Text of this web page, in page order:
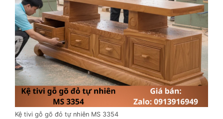
Kệ tivi gỗ gõ đỏ tự nhiên MS 3354